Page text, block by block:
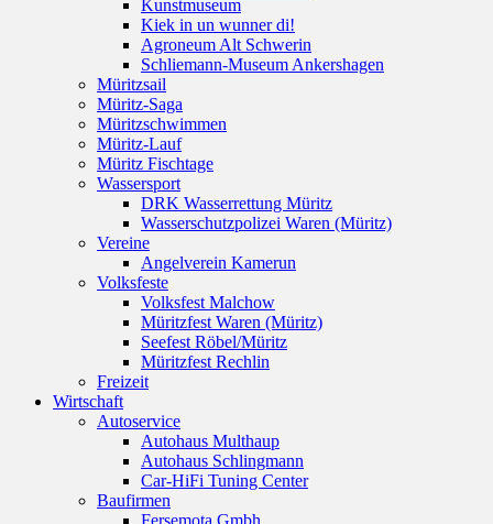
Kunstmuseum
Kiek in un wunner di!
Agroneum Alt Schwerin
Schliemann-Museum Ankershagen
Müritzsail
Müritz-Saga
Müritzschwimmen
Müritz-Lauf
Müritz Fischtage
Wassersport
DRK Wasserrettung Müritz
Wasserschutzpolizei Waren (Müritz)
Vereine
Angelverein Kamerun
Volksfeste
Volksfest Malchow
Müritzfest Waren (Müritz)
Seefest Röbel/Müritz
Müritzfest Rechlin
Freizeit
Wirtschaft
Autoservice
Autohaus Multhaup
Autohaus Schlingmann
Car-HiFi Tuning Center
Baufirmen